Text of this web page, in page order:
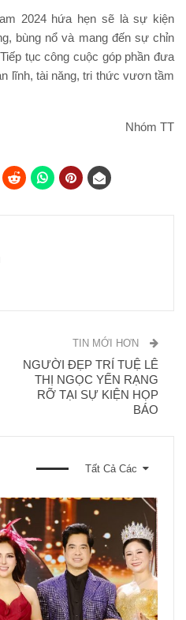
2024 hứa hẹn sẽ là sự kiện
bùng nổ và mang đến sự chỉn
tục công cuộc góp phần đưa
lĩnh, tài năng, tri thức vươn tầm
Nhóm TT
TIN MỚI HƠN
NGƯỜI ĐẸP TRÍ TUỆ LÊ
THỊ NGỌC YẾN RẠNG
RỠ TẠI SỰ KIỆN HỌP
BÁO
Tất Cả Các